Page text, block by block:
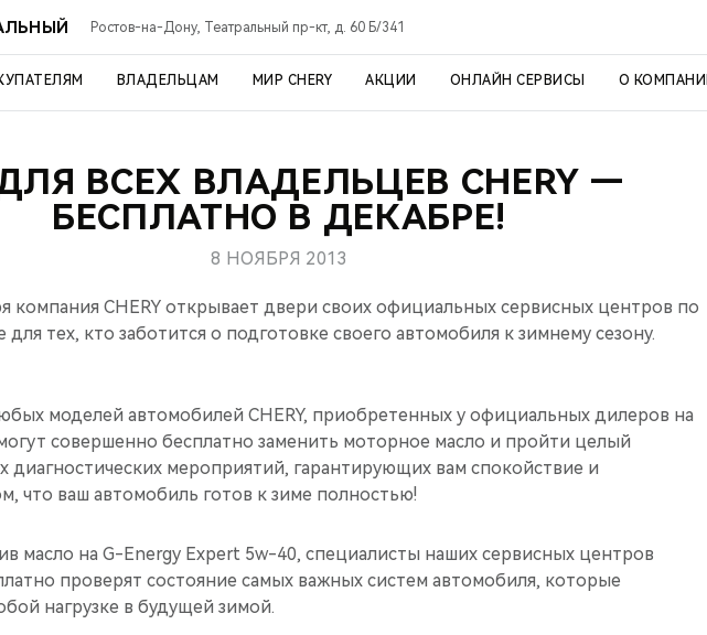
Ростов-на-Дону, Театральный пр-кт, д. 60 Б/341
ВЛАДЕЛЬЦАМ МИР CHERY АКЦИИ ОНЛАЙН СЕРВИСЫ О
ВСЕХ ВЛАДЕЛЬЦЕВ CHERY —
БЕСПЛАТНО В ДЕКАБРЕ!
8 НОЯБРЯ 2013
компания CHERY открывает двери своих официальных сервисных центров по
для тех, кто заботится о подготовке своего автомобиля к зимнему сезону.
моделей автомобилей CHERY, приобретенных у официальных дилеров на
совершенно бесплатно заменить моторное масло и пройти целый
диагностических мероприятий, гарантирующих вам спокойствие и
что ваш автомобиль готов к зиме полностью!
масло на G-Energy Expert 5w-40, специалисты наших сервисных центров
проверят состояние самых важных систем автомобиля, которые
нагрузке в будущей зимой.